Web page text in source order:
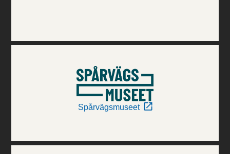
Spårvägsmuseet